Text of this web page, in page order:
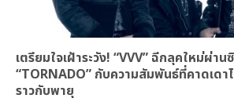
เตรียมใจเฝ้าระวัง! “VVV” ฉีกลุคใหม่ผ่าน
“TORNADO” กับความสัมพันธ์ที่คาดเดา
ราวกับพายุ